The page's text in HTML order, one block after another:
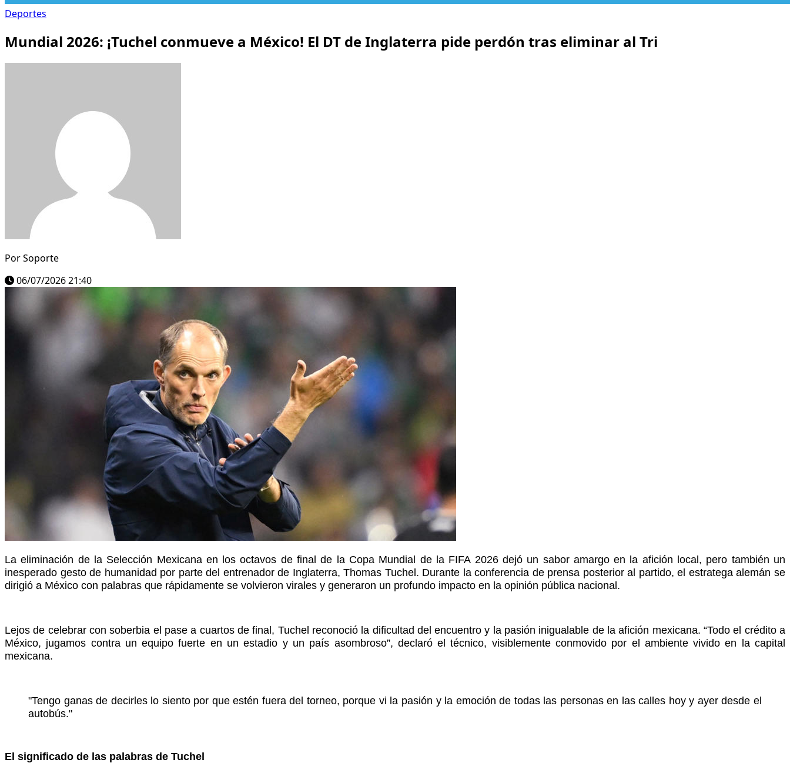
Deportes
Mundial 2026: ¡Tuchel conmueve a México! El DT de Inglaterra pide perdón tras eliminar al Tri
PorSoporte
06/07/2026 21:40
La eliminación de la Selección Mexicana en los octavos de final de la Copa Mundial de la FIFA 2026 dejó un sabor amargo en la afición local, pero también un
inesperado gesto de humanidad por parte del entrenador de Inglaterra, Thomas Tuchel. Durante la conferencia de prensa posterior al partido, el estratega alemán se
dirigió a México con palabras que rápidamente se volvieron virales y generaron un profundo impacto en la opinión pública nacional.
Lejos de celebrar con soberbia el pase a cuartos de final, Tuchel reconoció la dificultad del encuentro y la pasión inigualable de la afición mexicana. “Todo el crédito a
México, jugamos contra un equipo fuerte en un estadio y un país asombroso”, declaró el técnico, visiblemente conmovido por el ambiente vivido en la capital
mexicana.
"Tengo ganas de decirles lo siento por que estén fuera del torneo, porque vi la pasión y la emoción de todas las personas en las calles hoy y ayer desde el
autobús."
El significado de las palabras de Tuchel